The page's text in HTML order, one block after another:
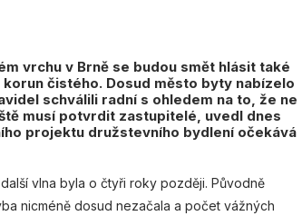
vrchu v Brně se budou smět hlásit také
čistého. Dosud město byty nabízelo
schválili radní s ohledem na to, že ne
musí potvrdit zastupitelé, uvedl dnes
projektu družstevního bydlení očekává
vlna byla o čtyři roky později. Původně
nicméně dosud nezačala a počet vážných